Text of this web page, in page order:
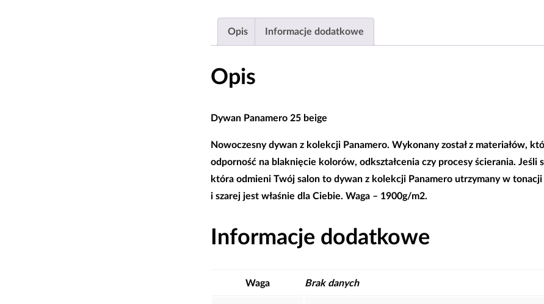
Opis Informacje dodatkowe
Opis
Dywan Panamero 25 beige
Nowoczesny dywan z kolekcji Panamero. Wykonany został z materiałów,
odporność na blaknięcie kolorów, odkształcenia czy procesy ścierania. Jeśli
która odmieni Twój salon to dywan z kolekcji Panamero utrzymany w
i szarej jest właśnie dla Ciebie. Waga – 1900g/m2.
Informacje dodatkowe
Waga Brak danych